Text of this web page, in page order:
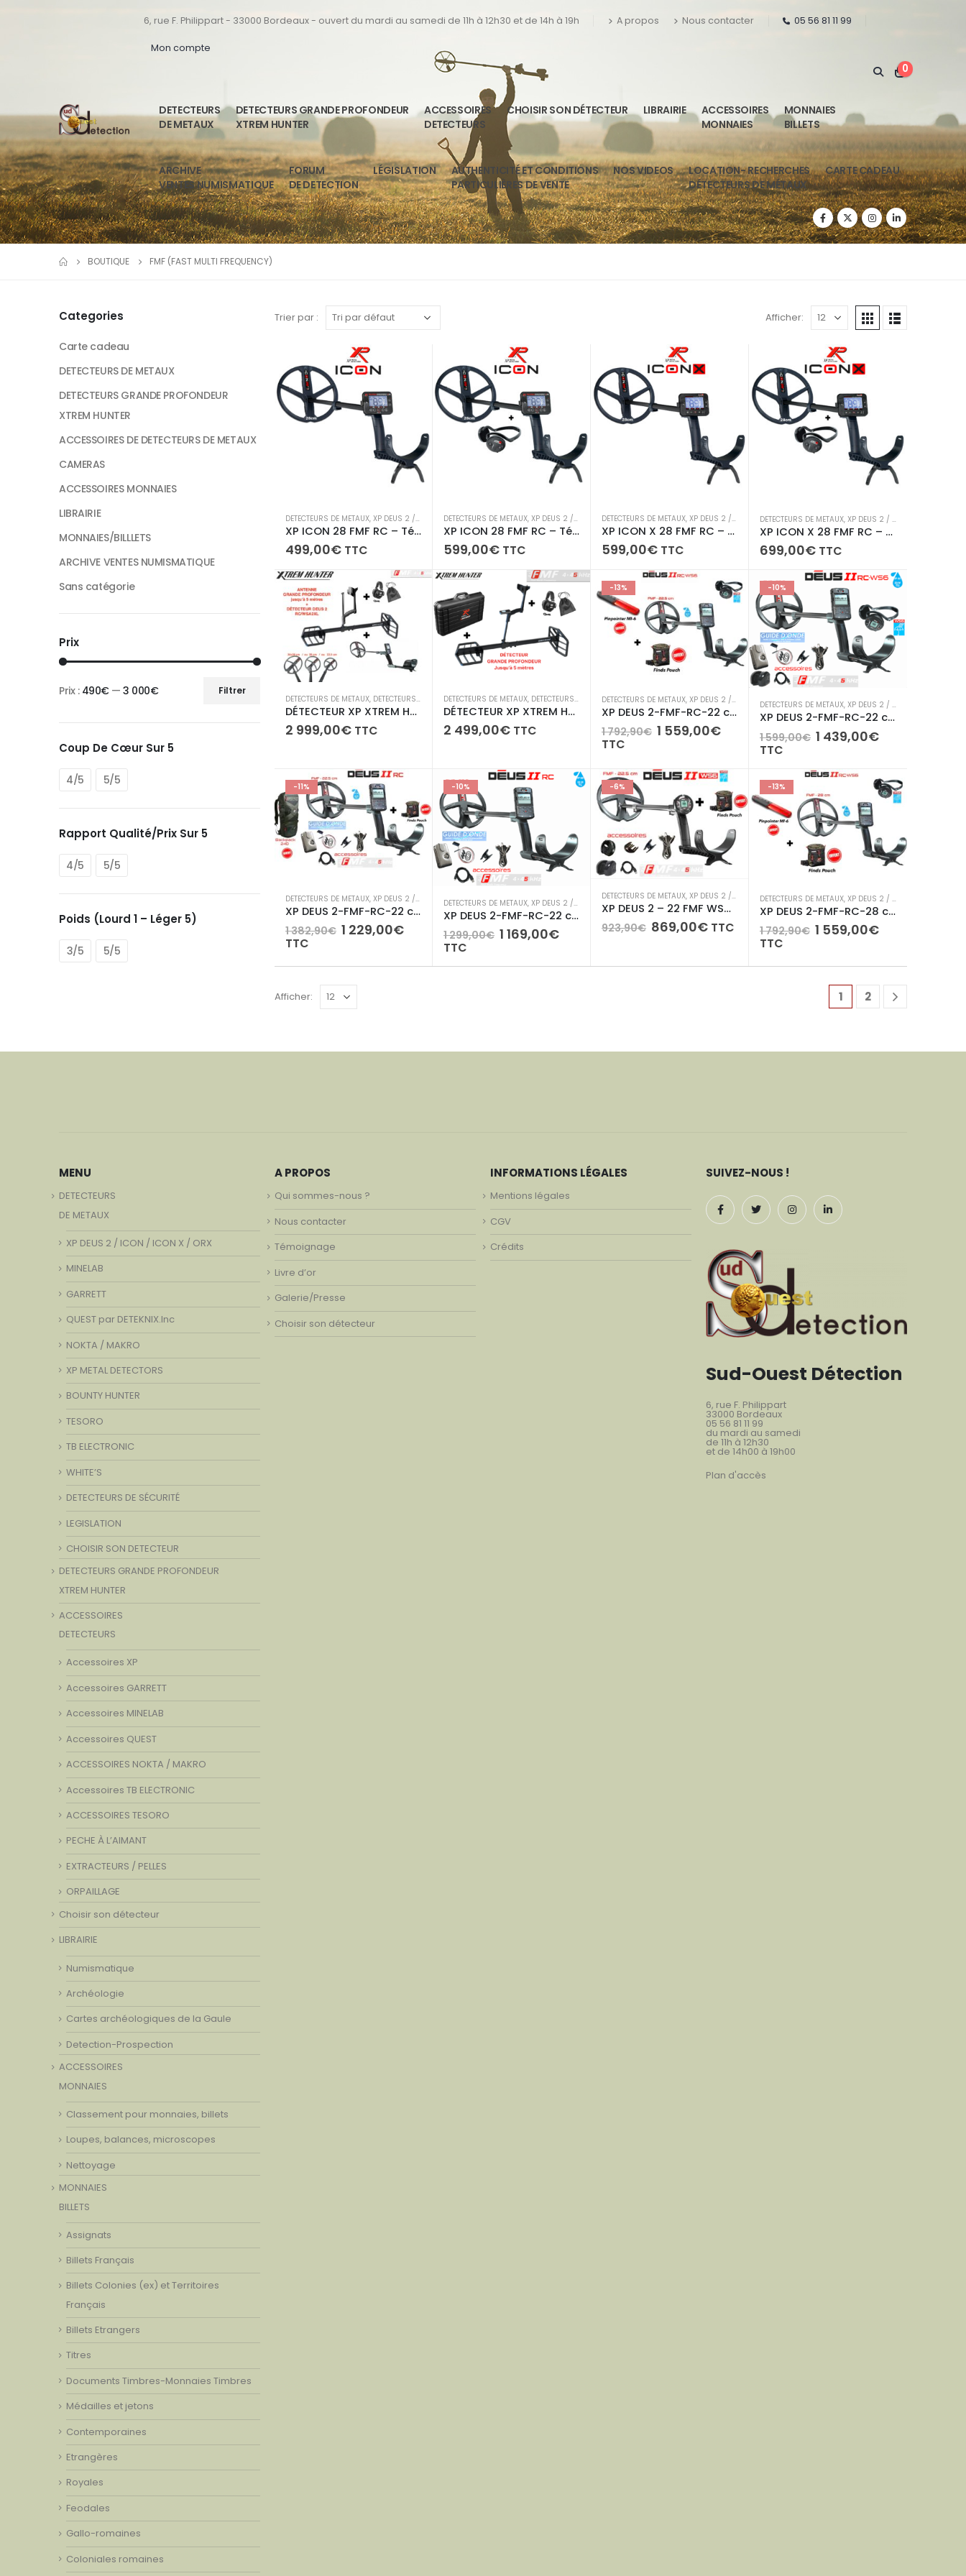
6, rue F. Philippart - 33000 Bordeaux - ouvert du mardi au samedi de 11h à 12h30 et de 14h à 19h A propos Nous contacter 05 56 81 11 99
Mon compte
0
DETECTEURS
DE METAUX
DETECTEURS GRANDE PROFONDEUR
XTREM HUNTER
ACCESSOIRES
DETECTEURS
CHOISIR SON DÉTECTEUR LIBRAIRIE
ACCESSOIRES
MONNAIES
MONNAIES
BILLETS
ARCHIVE
VENTES NUMISMATIQUE
FORUM
DE DETECTION
LÉGISLATION
AUTHENTICITÉ ET CONDITIONS
PARTICULIÈRES DE VENTE
NOS VIDEOS
LOCATION- RECHERCHES
DÉTECTEURS DE MÉTAUX
CARTE CADEAU
BOUTIQUE FMF (FAST MULTI FREQUENCY)
Trier par : Afficher:
DETECTEURS DE METAUX, XP DEUS 2 / ICON / ICON X /ORX
XP ICON 28 FMF RC – Télécommande + disque 28 cm
499,00€ TTC
DETECTEURS DE METAUX, XP DEUS 2 / ICON / ICON X /ORX
XP ICON 28 FMF RC – Télécommande + disque 28 cm + Casque sans fil WSA ST
599,00€ TTC
DETECTEURS DE METAUX, XP DEUS 2 / ICON / ICON X /ORX
XP ICON X 28 FMF RC – Télécommande + disque 28 cm
599,00€ TTC
DETECTEURS DE METAUX, XP DEUS 2 / ICON / ICON X /ORX
XP ICON X 28 FMF RC – Télécommande + disque 28 cm + Casque sans fil WSA ST
699,00€ TTC
produit
options
peuvent
être
choisies
page
DETECTEURS DE METAUX, DETECTEURS GRANDE PROFONDEUR XTREM HUNTER ,XP DEUS 2 / ICON / ICON X /ORX
DÉTECTEUR XP XTREM HUNTER – GRANDE PROFONDEUR- Antenne + DEUS2 RC Disque au choix + WSA2XL
2 999,00€ TTC
DETECTEURS DE METAUX, DETECTEURS GRANDE PROFONDEUR XTREM HUNTER ,XP DEUS 2 / ICON / ICON X /ORX
DÉTECTEUR XP XTREM HUNTER – GRANDE PROFONDEUR- Antenne + Télécommande DEUS2 + WSA2XL
2 499,00€ TTC
-13%
DETECTEURS DE METAUX, XP DEUS 2 / ICON / ICON X /ORX
XP DEUS 2-FMF-RC-22 cm-WS6
1 792,90€ Le
était :
1
792,90€.
1 559,00€Le
actuel
est :
1
559,00€.
TTC
-10%
DETECTEURS DE METAUX, XP DEUS 2 / ICON / ICON X /ORX
XP DEUS 2-FMF-RC-22 cm-WS6
1 599,00€ Le
était :
599,00€.
1 439,00€Le
est :
1
439,00€.
TTC
-11%
DETECTEURS DE METAUX, XP DEUS 2 / ICON / ICON X /ORX
XP DEUS 2-FMF-RC-22 cm (version sans casque)
1 382,90€ Le
était :
1
382,90€.
1 229,00€Le
actuel
est :
TTC
-10%
DETECTEURS DE METAUX, XP DEUS 2 / ICON / ICON X /ORX
XP DEUS 2-FMF-RC-22 cm (version sans casque)
1 299,00€ Le
était :
1 169,00€Le
est :
TTC
-6%
DETECTEURS DE METAUX, XP DEUS 2 / ICON / ICON X /ORX
XP DEUS 2 – 22 FMF WS6 Master
923,90€ Le
était :
869,00€Le
est :
TTC
-13%
DETECTEURS DE METAUX, XP DEUS 2 / ICON / ICON X /ORX
XP DEUS 2-FMF-RC-28 cm-WS6
1 792,90€ Le
était :
792,90€.
1 559,00€Le
est :
1
559,00€.
TTC
Afficher: 1 2
Categories
Carte cadeau
DETECTEURS DE METAUX
DETECTEURS GRANDE PROFONDEUR
XTREM HUNTER
ACCESSOIRES DE DETECTEURS DE METAUX
CAMERAS
ACCESSOIRES MONNAIES
LIBRAIRIE
MONNAIES/BILLLETS
ARCHIVE VENTES NUMISMATIQUE
Sans catégorie
Prix
min
max
Filtrer
Prix : 490€—3 000€
Coup De Cœur Sur 5
4/5 5/5
Rapport Qualité/prix Sur 5
4/5 5/5
Poids (Lourd 1 – Léger 5)
3/5 5/5
MENU
DETECTEURS
DE METAUX
XP DEUS 2 / ICON / ICON X / ORX
MINELAB
GARRETT
QUEST par DETEKNIX.Inc
NOKTA / MAKRO
XP METAL DETECTORS
BOUNTY HUNTER
TESORO
TB ELECTRONIC
WHITE’S
DETECTEURS DE SÉCURITÉ
LEGISLATION
CHOISIR SON DETECTEUR
DETECTEURS GRANDE PROFONDEUR
XTREM HUNTER
ACCESSOIRES
DETECTEURS
Accessoires XP
Accessoires GARRETT
Accessoires MINELAB
Accessoires QUEST
ACCESSOIRES NOKTA / MAKRO
Accessoires TB ELECTRONIC
ACCESSOIRES TESORO
PECHE À L’AIMANT
EXTRACTEURS / PELLES
ORPAILLAGE
Choisir son détecteur
LIBRAIRIE
Numismatique
Archéologie
Cartes archéologiques de la Gaule
Detection-Prospection
ACCESSOIRES
MONNAIES
Classement pour monnaies, billets
Loupes, balances, microscopes
Nettoyage
MONNAIES
BILLETS
Assignats
Billets Français
Billets Colonies (ex) et Territoires
Français
Billets Etrangers
Titres
Documents Timbres-Monnaies Timbres
Médailles et jetons
Contemporaines
Etrangères
Royales
Feodales
Gallo-romaines
Coloniales romaines
A PROPOS
Qui sommes-nous ?
Nous contacter
Témoignage
Livre d’or
Galerie/Presse
Choisir son détecteur
INFORMATIONS LÉGALES
Mentions légales
CGV
Crédits
SUIVEZ-NOUS !
Sud-Ouest Détection
6, rue F. Philippart
33000 Bordeaux
05 56 81 11 99
du mardi au samedi
de 11h à 12h30
et de 14h00 à 19h00
Plan d'accès